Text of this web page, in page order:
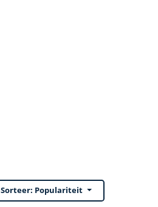
Sorteer: Populariteit